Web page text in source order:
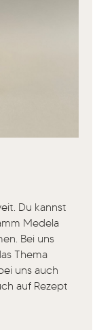
Du kannst
Medela
Bei uns
Thema
uns auch
auf Rezept